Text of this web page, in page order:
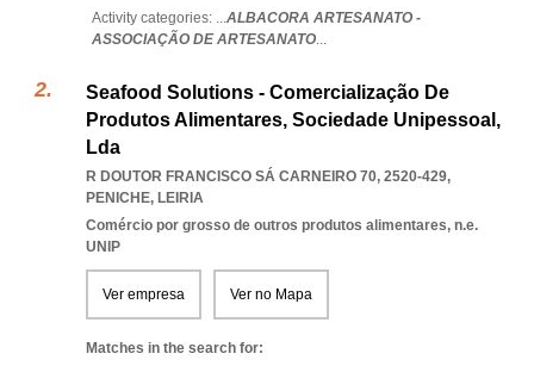
Activity categories: ...ALBACORA ARTESANATO -
ASSOCIAÇÃO DE ARTESANATO...
Seafood Solutions - Comercialização De
Produtos Alimentares, Sociedade Unipessoal,
Lda
R DOUTOR FRANCISCO SÁ CARNEIRO 70, 2520-429,
PENICHE, LEIRIA
Comércio por grosso de outros produtos alimentares, n.e.
UNIP
Ver empresa Ver no Mapa
Matches in the search for: